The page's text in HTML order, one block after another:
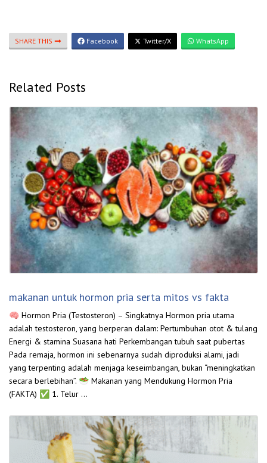
SHARE THIS Facebook Twitter/X WhatsApp
Related Posts
makanan untuk hormon pria serta mitos vs fakta
🧠 Hormon Pria (Testosteron) – Singkatnya Hormon pria utama
adalah testosteron, yang berperan dalam: Pertumbuhan otot & tulang
Energi & stamina Suasana hati Perkembangan tubuh saat pubertas
Pada remaja, hormon ini sebenarnya sudah diproduksi alami, jadi
yang terpenting adalah menjaga keseimbangan, bukan “meningkatkan
secara berlebihan”. 🥗 Makanan yang Mendukung Hormon Pria
(FAKTA) ✅ 1. Telur …